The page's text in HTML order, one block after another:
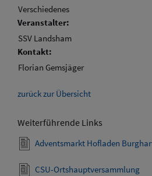
Verschiedenes
Veranstalter:
SSV Landsham
Kontakt:
Florian Gemsjäger
zurück zur Übersicht
Weiterführende Links
Adventsmarkt Hofladen
CSU-Ortshauptversammlung